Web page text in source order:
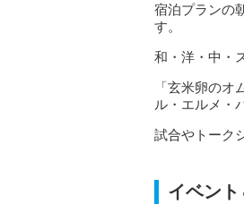
宿泊プランの
す。
和・洋・中・
「玄米卵の
ル・エルメ・
試合やトーク
イベン